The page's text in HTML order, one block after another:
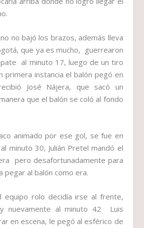
no bajó los brazos, además lleva
que ya es mucho, guerrearon
al minuto 17, luego de un tiro
primera instancia el balón pegó en
José Nájera, que sacó un
que el balón se coló al fondo
animado por ese gol, se fue en
minuto 30, Julián Pretel mandó el
pero desafortunadamente para
pegar al balón como era.
equipo rolo decidía irse al frente,
nuevamente al minuto 42 Luis
en escena, le pegó al esférico de